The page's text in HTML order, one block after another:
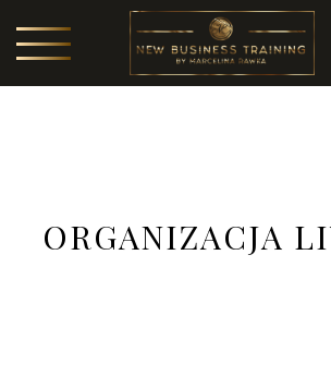
ORGANIZACJA